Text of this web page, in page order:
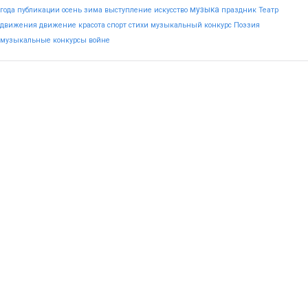
года публикации осень зима выступление искусство музыка праздник Театр
движения движение красота спорт стихи музыкальный конкурс Поэзия
музыкальные конкурсы войне